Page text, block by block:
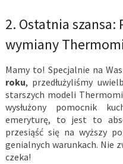
2. Ostatnia szansa:
wymiany
Mamy to! Specjalnie na
roku, przedłużyliśmy
starszych modeli
wysłużony pomocnik
emeryturę, to jest to
przesiąść się na wyższy
genialnych warunkach. Nie
czeka!